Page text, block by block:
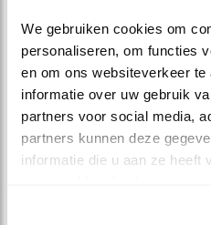
We gebruiken cookies om
personaliseren, om functies
en om ons websiteverkeer
informatie over uw gebruik
partners voor social media,
partners kunnen deze
informatie die u aan ze heeft